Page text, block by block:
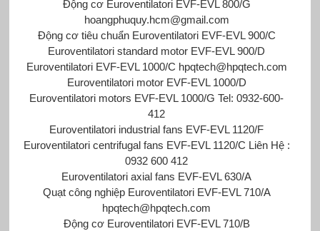
Động cơ Euroventilatori EVF-EVL 800/G
hoangphuquy.hcm@gmail.com
Động cơ tiêu chuẩn Euroventilatori EVF-EVL 900/C
Euroventilatori standard motor EVF-EVL 900/D
Euroventilatori EVF-EVL 1000/C hpqtech@hpqtech.com
Euroventilatori motor EVF-EVL 1000/D
Euroventilatori motors EVF-EVL 1000/G Tel: 0932-600-
412
Euroventilatori industrial fans EVF-EVL 1120/F
Euroventilatori centrifugal fans EVF-EVL 1120/C Liên Hệ :
0932 600 412
Euroventilatori axial fans EVF-EVL 630/A
Quạt công nghiệp Euroventilatori EVF-EVL 710/A
hpqtech@hpqtech.com
Động cơ Euroventilatori EVF-EVL 710/B